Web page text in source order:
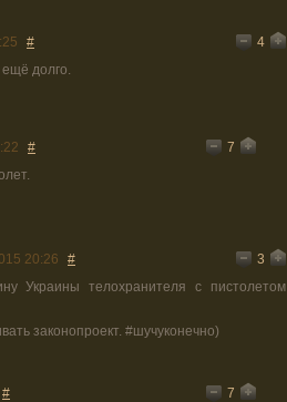
#
4
ещё долго.
#
7
20:26 #
3
Украины телохранителя с пистолетом
законопроект. #шучуконечно)
#
7